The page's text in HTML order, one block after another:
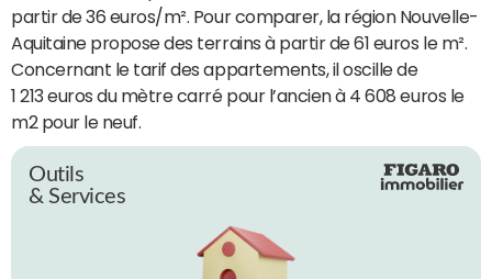
partir de 36 euros/m². Pour comparer, la région Nouvelle-
Aquitaine propose des terrains à partir de 61 euros le m².
Concernant le tarif des appartements, il oscille de
1 213 euros du mètre carré pour l’ancien à 4 608 euros le
m2 pour le neuf.
Outils
& Services